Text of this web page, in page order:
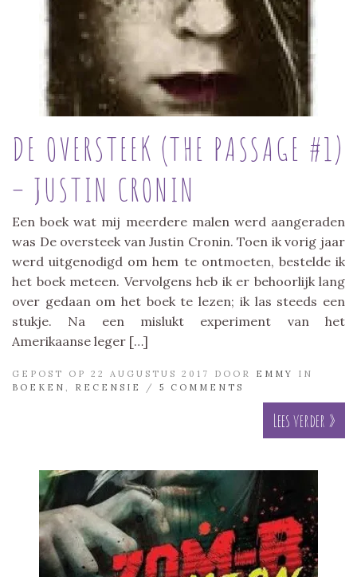
DE OVERSTEEK (THE PASSAGE #1)
– JUSTIN CRONIN
Een boek wat mij meerdere malen werd aangeraden
was De oversteek van Justin Cronin. Toen ik vorig jaar
werd uitgenodigd om hem te ontmoeten, bestelde ik
het boek meteen. Vervolgens heb ik er behoorlijk lang
over gedaan om het boek te lezen; ik las steeds een
stukje. Na een mislukt experiment van het
Amerikaanse leger […]
GEPOST OP 22 AUGUSTUS 2017 DOOR EMMY
IN
BOEKEN
RECENSIE / 5 COMMENTS
Lees verder »